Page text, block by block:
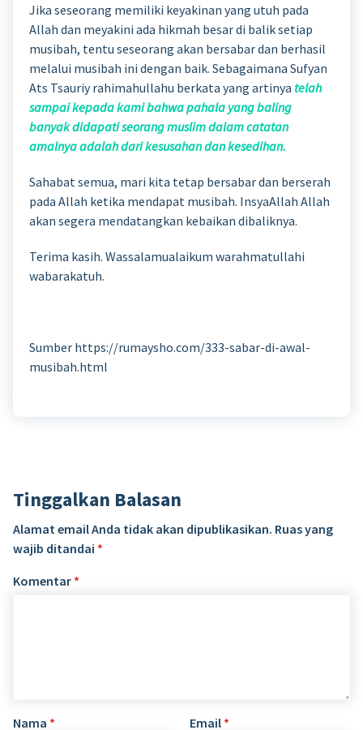
Jika seseorang memiliki keyakinan yang utuh pada
Allah dan meyakini ada hikmah besar di balik setiap
musibah, tentu seseorang akan bersabar dan berhasil
melalui musibah ini dengan baik. Sebagaimana Sufyan
Ats Tsauriy rahimahullahu berkata yang artinya telah
sampai kepada kami bahwa pahala yang baling
banyak didapati seorang muslim dalam catatan
amalnya adalah dari kesusahan dan kesedihan.
Sahabat semua, mari kita tetap bersabar dan berserah
pada Allah ketika mendapat musibah. InsyaAllah Allah
akan segera mendatangkan kebaikan dibaliknya.
Terima kasih. Wassalamualaikum warahmatullahi
wabarakatuh.
Sumber https://rumaysho.com/333-sabar-di-awal-
musibah.html
Tinggalkan Balasan
Alamat email Anda tidak akan dipublikasikan. Ruas yang
wajib ditandai *
Komentar *
Nama * Email *